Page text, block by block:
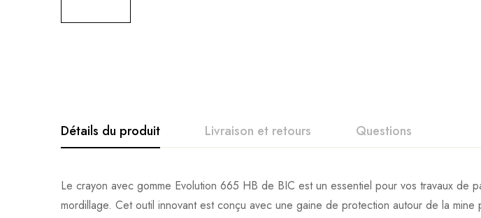
Détails du produit Livraison et retours Questions
Le crayon avec gomme Evolution 665 HB de BIC est un essentiel pour vos travaux de
mordillage. Cet outil innovant est conçu avec une gaine de protection autour de la